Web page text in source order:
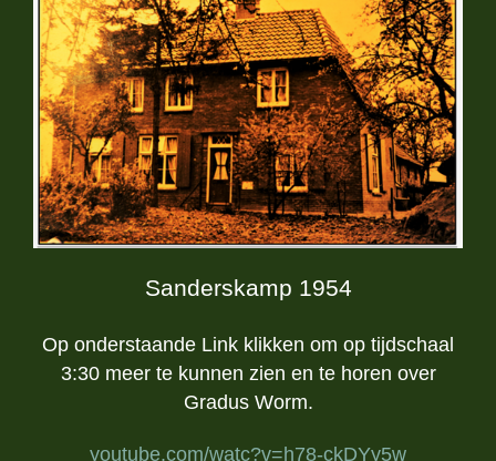
Sanderskamp 1954
Op onderstaande Link klikken om op tijdschaal
3:30 meer te kunnen zien en te horen over
Gradus Worm.
youtube.com/watc?v=h78-ckDYy5w